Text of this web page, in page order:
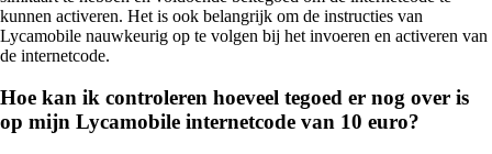
kunnen activeren. Het is ook belangrijk om de instructies van
Lycamobile nauwkeurig op te volgen bij het invoeren en activeren van
de internetcode.
Hoe kan ik controleren hoeveel tegoed er nog over is
op mijn Lycamobile internetcode van 10 euro?